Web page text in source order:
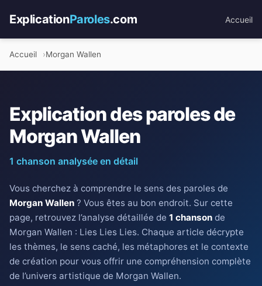
ExplicationParoles.com Accueil
Accueil Morgan Wallen
Explication des paroles de
Morgan Wallen
1 chanson analysée en détail
Vous cherchez à comprendre le sens des paroles de
Morgan Wallen ? Vous êtes au bon endroit. Sur cette
page, retrouvez l’analyse détaillée de 1 chanson de
Morgan Wallen : Lies Lies Lies. Chaque article décrypte
les thèmes, le sens caché, les métaphores et le contexte
de création pour vous offrir une compréhension complète
de l’univers artistique de Morgan Wallen.